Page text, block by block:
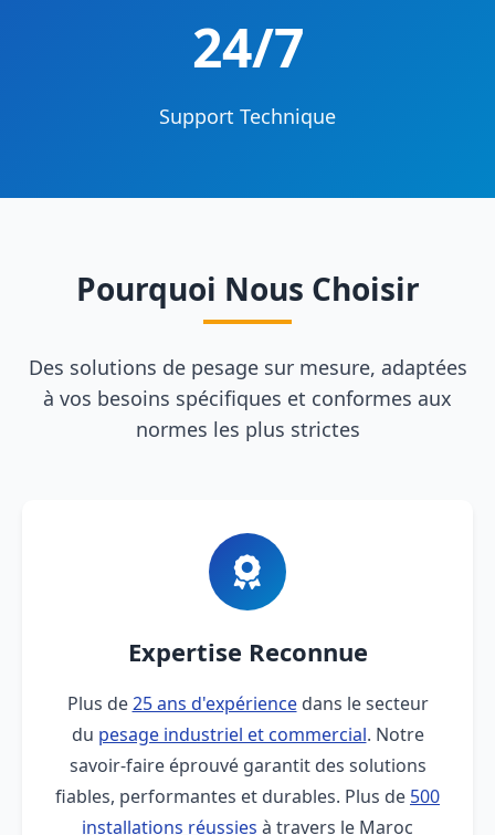
24/7
Support Technique
Pourquoi Nous Choisir
Des solutions de pesage sur mesure, adaptées
à vos besoins spécifiques et conformes aux
normes les plus strictes
Expertise Reconnue
Plus de25 ans d'expériencedans le secteur
du pesage industriel et commercial. Notre
savoir-faire éprouvé garantit des solutions
fiables, performantes et durables. Plus de 500
installations réussies à travers le Maroc